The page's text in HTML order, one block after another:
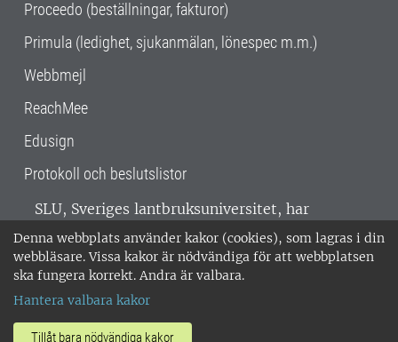
Denna webbplats använder kakor (cookies), som lagras i din
webbläsare. Vissa kakor är nödvändiga för att webbplatsen
ska fungera korrekt. Andra är valbara.
Hantera valbara kakor
Tillåt bara nödvändiga kakor
Proceedo (beställningar, fakturor)
Primula (ledighet, sjukanmälan, lönespec m.m.)
Webbmejl
ReachMee
Edusign
Protokoll och beslutslistor
SLU, Sveriges lantbruksuniversitet, har
verksamhet över hela Sverige. Huvudorter är
Alnarp, Uppsala och Umeå.SLU är
miljöcertifierat enligt ISO 14001. •
018-67 10 00 • Org nr: 202100-2817 •
Om SLU:s webbplatser